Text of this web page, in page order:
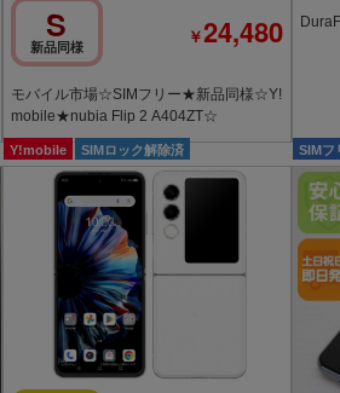
S
新品同様 ￥24,480
モバイル市場☆SIMフリー★新品同様☆Y!
mobile★nubia Flip 2 A404ZT☆
Y!mobile SIMロック解除済 SIMフ